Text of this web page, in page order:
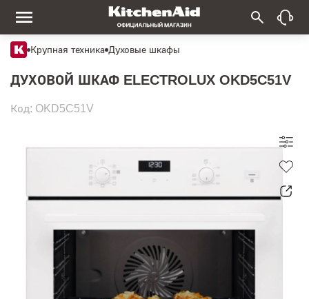
Крупная техника Духовые шкафы
ДУХОВОЙ ШКАФ ELECTROLUX OKD5C51V
Код: OKD5C51V